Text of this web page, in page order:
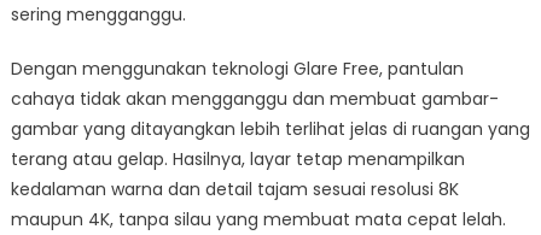
sering mengganggu.
Dengan menggunakan teknologi Glare Free, pantulan
cahaya tidak akan mengganggu dan membuat gambar-
gambar yang ditayangkan lebih terlihat jelas di ruangan yang
terang atau gelap. Hasilnya, layar tetap menampilkan
kedalaman warna dan detail tajam sesuai resolusi 8K
maupun 4K, tanpa silau yang membuat mata cepat lelah.